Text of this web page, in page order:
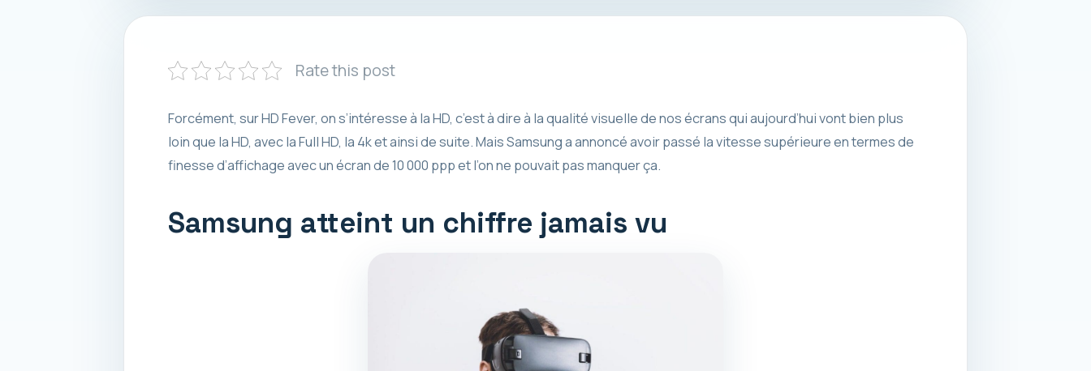
Rate this post
Forcément, sur HD Fever, on s’intéresse à la HD, c’est à dire à la qualité visuelle de nos écrans qui aujourd’hui vont bien plus
loin que la HD, avec la Full HD, la 4k et ainsi de suite. Mais Samsung a annoncé avoir passé la vitesse supérieure en termes de
finesse d’affichage avec un écran de 10 000 ppp et l’on ne pouvait pas manquer ça.
Samsung atteint un chiffre jamais vu